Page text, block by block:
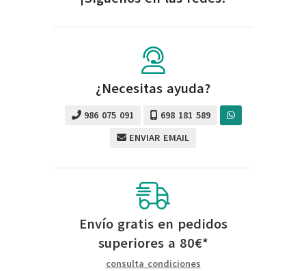
¿Necesitas ayuda?
986 075 091
698 181 589
ENVIAR EMAIL
Envío gratis en pedidos
superiores a 80€*
consulta condiciones